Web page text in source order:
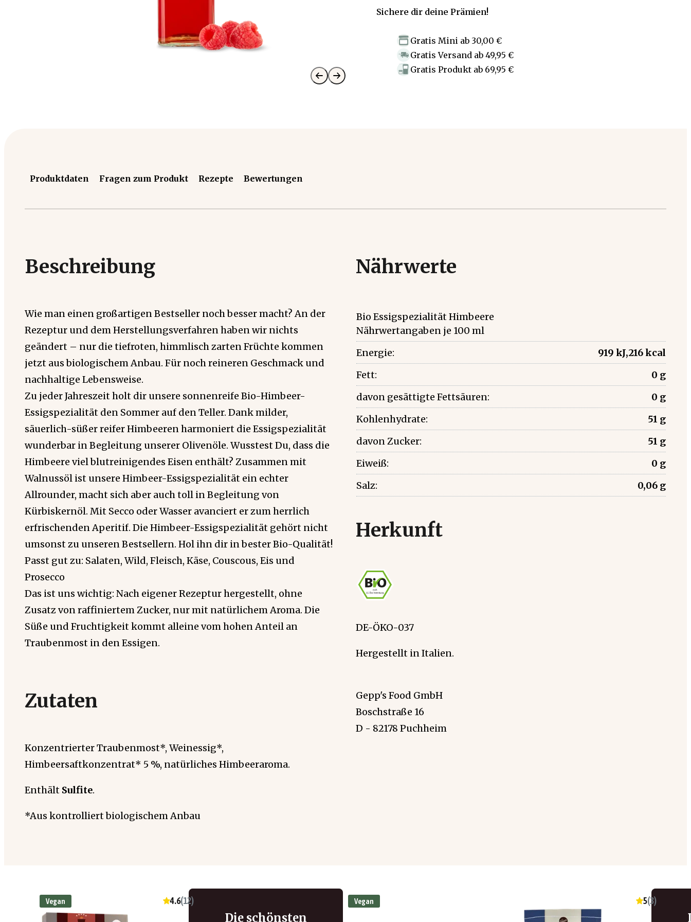
Sichere dir deine Prämien!
Gratis Mini ab 30,00 €
Gratis Versand ab 49,95 €
Gratis Produkt ab 69,95 €
Produktdaten Fragen zum Produkt Rezepte Bewertungen
Beschreibung
Wie man einen großartigen Bestseller noch besser macht? An der
Rezeptur und dem Herstellungsverfahren haben wir nichts
geändert – nur die tiefroten, himmlisch zarten Früchte kommen
jetzt aus biologischem Anbau. Für noch reineren Geschmack und
nachhaltige Lebensweise.
Zu jeder Jahreszeit holt dir unsere sonnenreife Bio-Himbeer-
Essigspezialität den Sommer auf den Teller. Dank milder,
säuerlich-süßer reifer Himbeeren harmoniert die Essigspezialität
wunderbar in Begleitung unserer Olivenöle. Wusstest Du, dass die
Himbeere viel blutreinigendes Eisen enthält? Zusammen mit
Walnussöl ist unsere Himbeer-Essigspezialität ein echter
Allrounder, macht sich aber auch toll in Begleitung von
Kürbiskernöl. Mit Secco oder Wasser avanciert er zum herrlich
erfrischenden Aperitif. Die Himbeer-Essigspezialität gehört nicht
umsonst zu unseren Bestsellern. Hol ihn dir in bester Bio-Qualität!
Passt gut zu: Salaten, Wild, Fleisch, Käse, Couscous, Eis und
Prosecco
Das ist uns wichtig: Nach eigener Rezeptur hergestellt, ohne
Zusatz von raffiniertem Zucker, nur mit natürlichem Aroma. Die
Süße und Fruchtigkeit kommt alleine vom hohen Anteil an
Traubenmost in den Essigen.
Zutaten
Konzentrierter Traubenmost*, Weinessig*,
Himbeersaftkonzentrat* 5 %, natürliches Himbeeraroma.
Enthält Sulfite.
*Aus kontrolliert biologischem Anbau
Nährwerte
Bio Essigspezialität Himbeere
Nährwertangaben je 100 ml
Energie:
919 kJ,216 kcal
Fett:
0 g
davon gesättigte Fettsäuren:
0 g
Kohlenhydrate:
51 g
davon Zucker:
51 g
Eiweiß:
0 g
Salz:
0,06 g
Herkunft
DE-ÖKO-037
Hergestellt in Italien.
Gepp's Food GmbH
Boschstraße 16
D - 82178 Puchheim
Vegan 4.6(12)
Die schönsten
Vegan 5(3)